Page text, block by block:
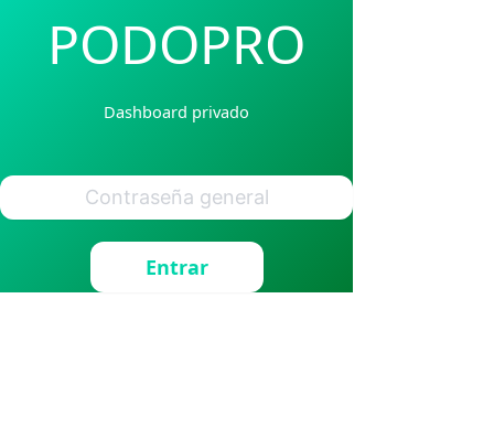
PODOPRO
Dashboard privado
Entrar